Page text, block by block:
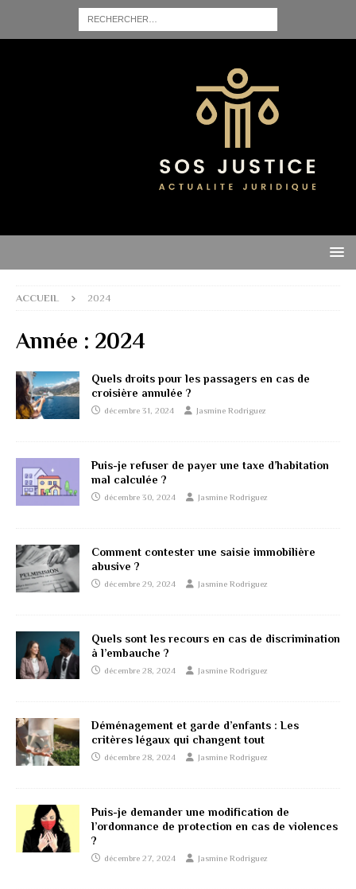
ACCUEIL 2024
Année : 2024
Quels droits pour les passagers en cas de
croisière annulée ?
décembre 31, 2024 Jasmine Rodriguez
Puis-je refuser de payer une taxe d’habitation
mal calculée ?
décembre 30, 2024 Jasmine Rodriguez
Comment contester une saisie immobilière
abusive ?
décembre 29, 2024 Jasmine Rodriguez
Quels sont les recours en cas de discrimination
à l’embauche ?
décembre 28, 2024 Jasmine Rodriguez
Déménagement et garde d’enfants : Les
critères légaux qui changent tout
décembre 28, 2024 Jasmine Rodriguez
Puis-je demander une modification de
l’ordonnance de protection en cas de violences
?
décembre 27, 2024 Jasmine Rodriguez